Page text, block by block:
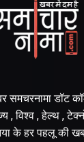
समचरनामा डॉट
, विश्व , हेल्थ ,
के हर पहलू की